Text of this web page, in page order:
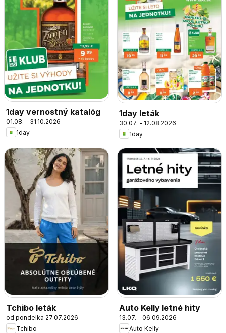
1day vernostný katalóg
01.08. - 31.10.2026
1day
1day leták
30.07. - 12.08.2026
1day
Tchibo leták
od pondelka 27.07.2026
Tchibo
Auto Kelly letné hity
13.07. - 06.09.2026
Auto Kelly